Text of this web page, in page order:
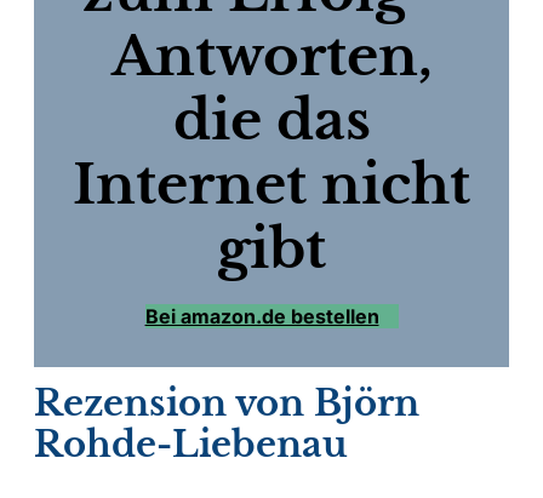
Antworten,
die das
Internet nicht
gibt
Bei amazon.de bestellen
Rezension von Björn
Rohde-Liebenau